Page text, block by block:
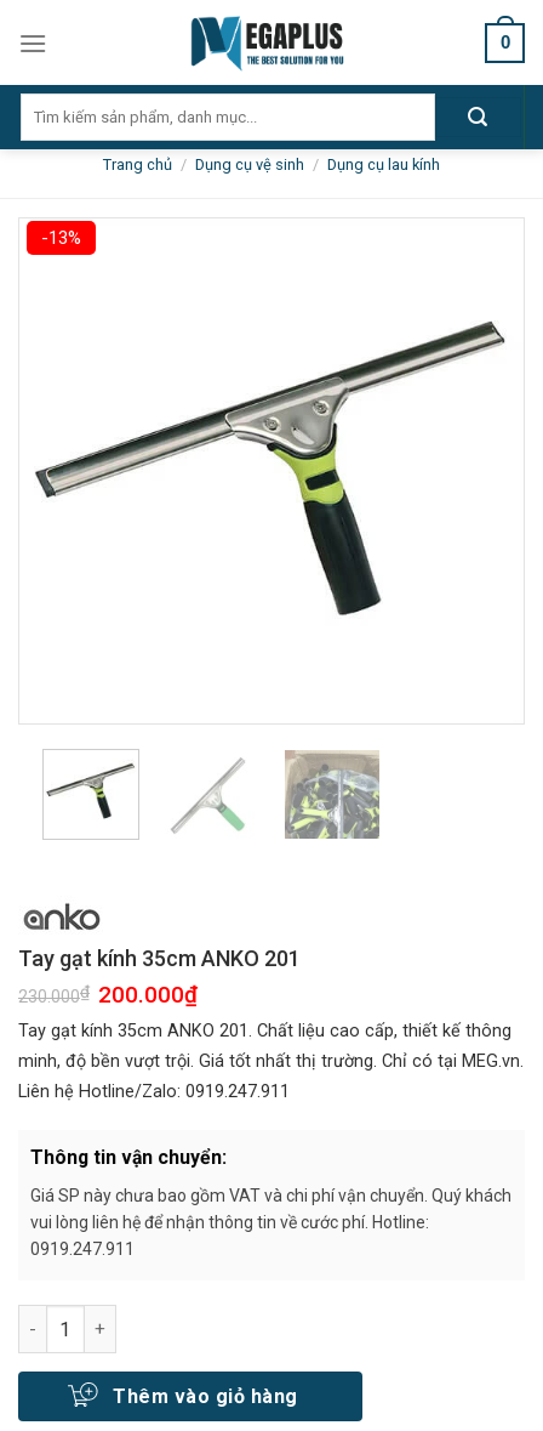
0
kiếm:
Trang chủ / Dụng cụ vệ sinh / Dụng cụ lau kính
-13%
Tay gạt kính 35cm ANKO 201
230.000₫ Giá
gốc
là:
230.000₫.
200.000₫Giá
tại
là:
200.000₫.
Tay gạt kính 35cm ANKO 201. Chất liệu cao cấp, thiết kế thông
minh, độ bền vượt trội. Giá tốt nhất thị trường. Chỉ có tại MEG.vn.
Liên hệ Hotline/Zalo: 0919.247.911
Thông tin vận chuyển:
Giá SP này chưa bao gồm VAT và chi phí vận chuyển. Quý khách
vui lòng liên hệ để nhận thông tin về cước phí. Hotline:
0919.247.911
Số lượng
Thêm vào giỏ hàng